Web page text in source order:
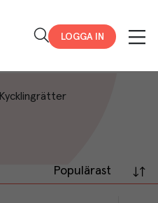
LOGGA IN
Kycklingrätter
Populärast